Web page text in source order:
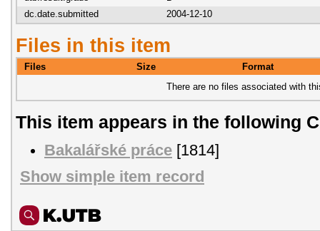
dc.date.submitted
2004-12-10
Files in this item
Files Size
Format
There are no files associated with
This item appears in the following
Bakalářské práce [1814]
Show simple item record